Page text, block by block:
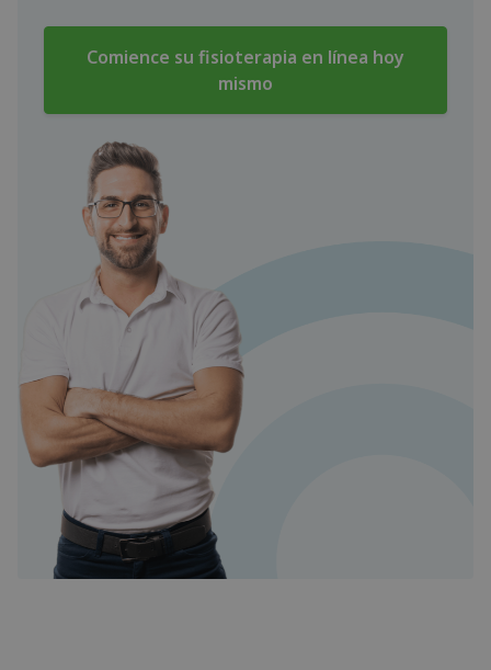
Comience su fisioterapia en línea hoy
mismo